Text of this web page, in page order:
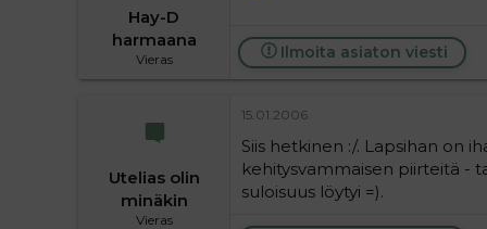
Hay-D
harmaana
Vieras Ilmoita asiaton viesti
Utelias olin
minäkin
Vieras
15.01.2006
Siis hetkinen :/. Lapsihan on
kehitysvammaisen piirteitä -
suloisuus löytyi =).